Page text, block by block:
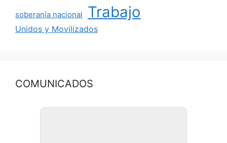
soberanía nacional Trabajo
Unidos y Movilizados
COMUNICADOS